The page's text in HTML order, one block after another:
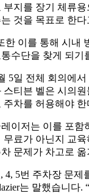
부지를 장기 체류
것을 목표로 한
한 이를 통해 시내
수단을 찾게 되기
5일 전체 회의에
스티븐 벨은 시의
주차를 허용해야
이저는 이를 포함
무료가 아닌지 교
문제가 차고로
4, 5번 주차장 문
는 말했습니다.